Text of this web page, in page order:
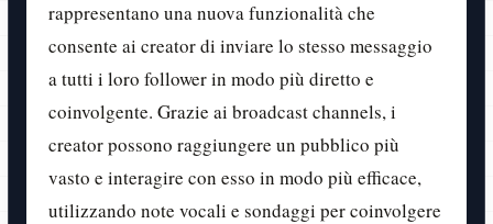
rappresentano una nuova funzionalità che
consente ai creator di inviare lo stesso messaggio
a tutti i loro follower in modo più diretto e
coinvolgente. Grazie ai broadcast channels, i
creator possono raggiungere un pubblico più
vasto e interagire con esso in modo più efficace,
utilizzando note vocali e sondaggi per coinvolgere